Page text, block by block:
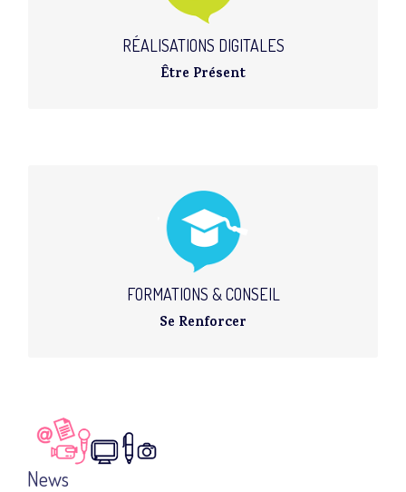
RÉALISATIONS DIGITALES
Être Présent
Sites web mobiles
Newsletters
FORMATIONS & CONSEIL
Se Renforcer
FORMATIONS DIGITALES
Administrer son site avec WordPress
Animer sa fanpage Facebook
Réaliser un podcast
News